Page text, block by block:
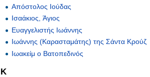
Απόστολος Ιούδας
Ισαάκιος, Άγιος
Ευαγγελιστής Ιωάννης
Ιωάννης (Καρασταμάτης) της Σάντα Κρούζ
Ιωακείμ ο Βατοπεδινός
Κ